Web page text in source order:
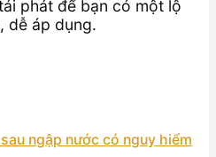
phát để bạn có một lộ
dễ áp dụng.
ngập nước có nguy hiểm